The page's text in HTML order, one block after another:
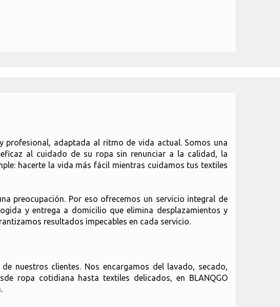
profesional, adaptada al ritmo de vida actual. Somos una
al cuidado de su ropa sin renunciar a la calidad, la
hacerte la vida más fácil mientras cuidamos tus textiles
preocupación. Por eso ofrecemos un servicio integral de
y entrega a domicilio que elimina desplazamientos y
resultados impecables en cada servicio.
nuestros clientes. Nos encargamos del lavado, secado,
ropa cotidiana hasta textiles delicados, en BLANQGO